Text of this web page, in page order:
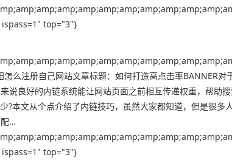
ispass=1" top="3"}
怎么注册自己网站文章标题：如何打造高点击率BANNER对
说良好的内链系统能让网站页面之前相互传递权重，帮助
?本文从个点介绍了内链技巧，虽然大家都知道，但是很多
…
ispass=1" top="3"}